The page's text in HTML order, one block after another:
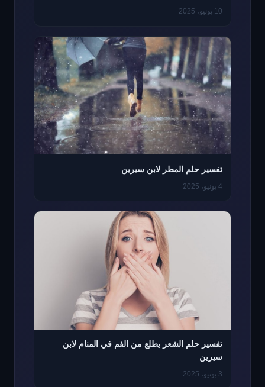
10 يونيو، 2025
تفسير حلم المطر لابن سيرين
4 يونيو، 2025
تفسير حلم الشعر يطلع من الفم في المنام لابن
سيرين
3 يونيو، 2025